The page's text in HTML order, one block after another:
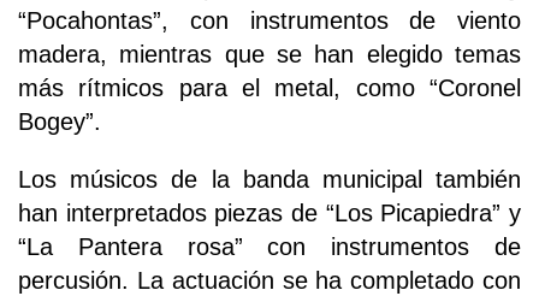
“Pocahontas”, con instrumentos de viento
madera, mientras que se han elegido temas
más rítmicos para el metal, como “Coronel
Bogey”.
Los músicos de la banda municipal también
han interpretados piezas de “Los Picapiedra” y
“La Pantera rosa” con instrumentos de
percusión. La actuación se ha completado con